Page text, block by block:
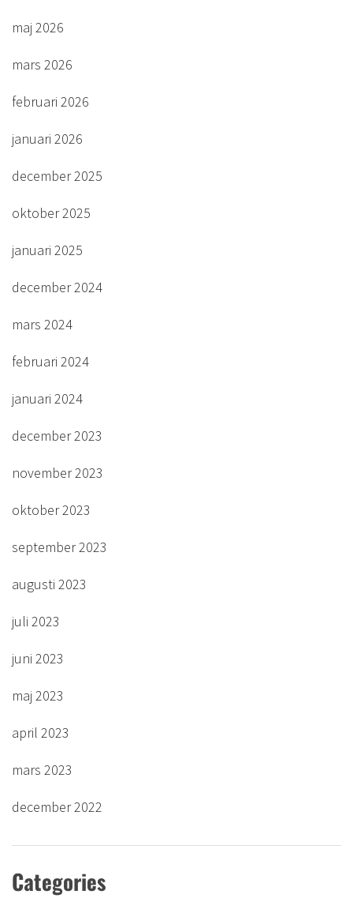
maj 2026
mars 2026
februari 2026
januari 2026
december 2025
oktober 2025
januari 2025
december 2024
mars 2024
februari 2024
januari 2024
december 2023
november 2023
oktober 2023
september 2023
augusti 2023
juli 2023
juni 2023
maj 2023
april 2023
mars 2023
december 2022
Categories